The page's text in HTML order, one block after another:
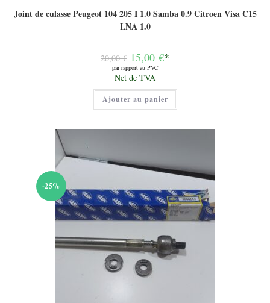
Joint de culasse Peugeot 104 205 I 1.0 Samba 0.9 Citroen Visa C15
LNA 1.0
20,00€ Le
prix
initial
était :
20,00 €.
15,00 €*
par rapport au PVC
Le
prix
actuel
est :
15,00 €.
Net de TVA
Ajouter au panier
-25%